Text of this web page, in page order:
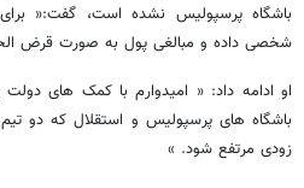
باشگاه پرسپولیس نشده است، گفت:«
شخصی داده و مبالغی پول به صورت قرض
او ادامه داد: « امیدوارم با کمک های
باشگاه های پرسپولیس و استقلال که دو
زودی مرتفع شود. »